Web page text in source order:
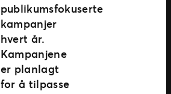
publikumsfokuserte
kampanjer
hvert år.
Kampanjene
er planlagt
for å tilpasse